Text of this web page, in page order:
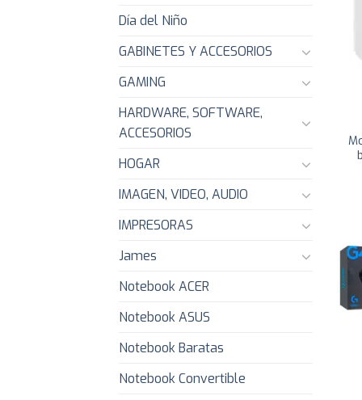
Día del Niño
GABINETES Y ACCESORIOS
GAMING
HARDWARE, SOFTWARE,
ACCESORIOS
HOGAR
IMAGEN, VIDEO, AUDIO
IMPRESORAS
James
Notebook ACER
Notebook ASUS
Notebook Baratas
Notebook Convertible